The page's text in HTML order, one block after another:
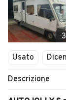
Usato
Descrizione